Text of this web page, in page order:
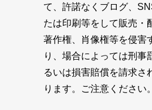
て、許諾なくブログ、
たは印刷等をして販売・
著作権、肖像権等を侵害
り、場合によっては刑事
るいは損害賠償を請求さ
ります。ご注意ください。